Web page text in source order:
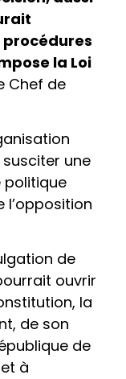
procédures
la Loi
Chef de
une
politique
de
ouvrir
la
de son
de
à